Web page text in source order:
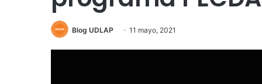
Blog UDLAP 11 mayo, 2021